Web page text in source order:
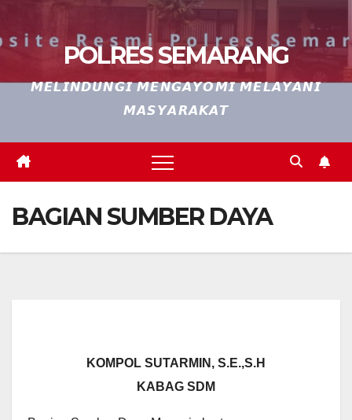
POLRES SEMARANG
𝙈𝙀𝙇𝙄𝙉𝘿𝙐𝙉𝙂𝙄 𝙈𝙀𝙉𝙂𝘼𝙔𝙊𝙈𝙄 𝙈𝙀𝙇𝘼𝙔𝘼𝙉𝙄
𝙈𝘼𝙎𝙔𝘼𝙍𝘼𝙆𝘼𝙏
BAGIAN SUMBER DAYA
KOMPOL SUTARMIN, S.E.,S.H
KABAG SDM